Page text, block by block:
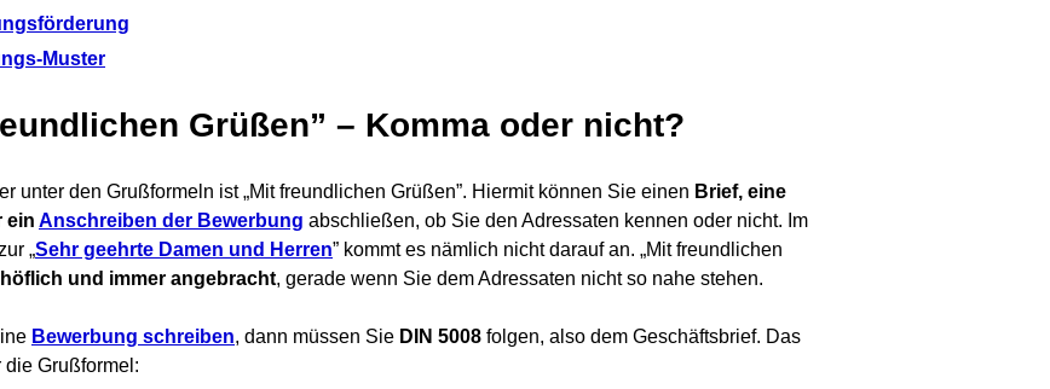
Muster
Grüßen” – Komma oder nicht?
unter den Grußformeln ist „Mit freundlichen Grüßen”. Hiermit können Sie einen Brief, eine
ein Anschreiben der Bewerbung abschließen, ob Sie den Adressaten kennen oder nicht. Im
„Sehr geehrte Damen und Herren” kommt es nämlich nicht darauf an. „Mit freundlichen
höflich und immer angebracht, gerade wenn Sie dem Adressaten nicht so nahe stehen.
Bewerbung schreiben, dann müssen Sie DIN 5008 folgen, also dem Geschäftsbrief. Das
die Grußformel: